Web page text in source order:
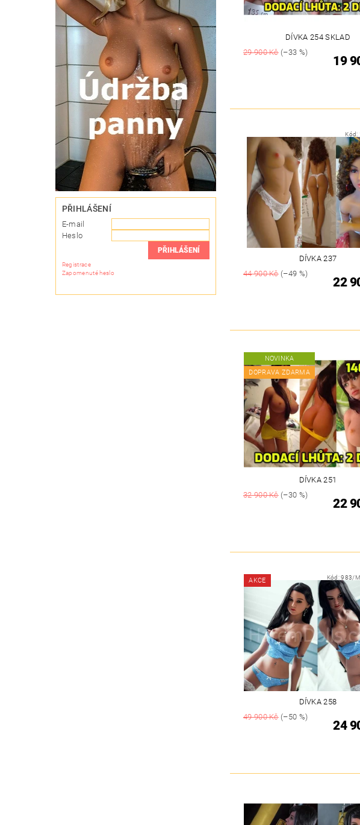
PŘIHLÁŠENÍ
E-mail
Heslo
Registrace
Zapomenuté heslo
DÍVKA 254 SKLAD
29 900 Kč(–33 %)
19
Kód:
DÍVKA 237
44 900 Kč(–49 %)
22
NOVINKA
DOPRAVA ZDARMA
DÍVKA 251
32 900 Kč(–30 %)
22
AKCE Kód:983/
DÍVKA 258
49 900 Kč(–50 %)
24